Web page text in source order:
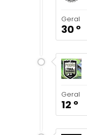
Geral
30 º
Geral
12 º